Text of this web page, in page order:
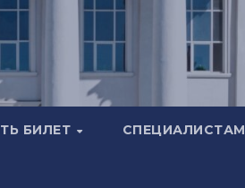
БИЛЕТ СПЕЦИАЛИСТАМ